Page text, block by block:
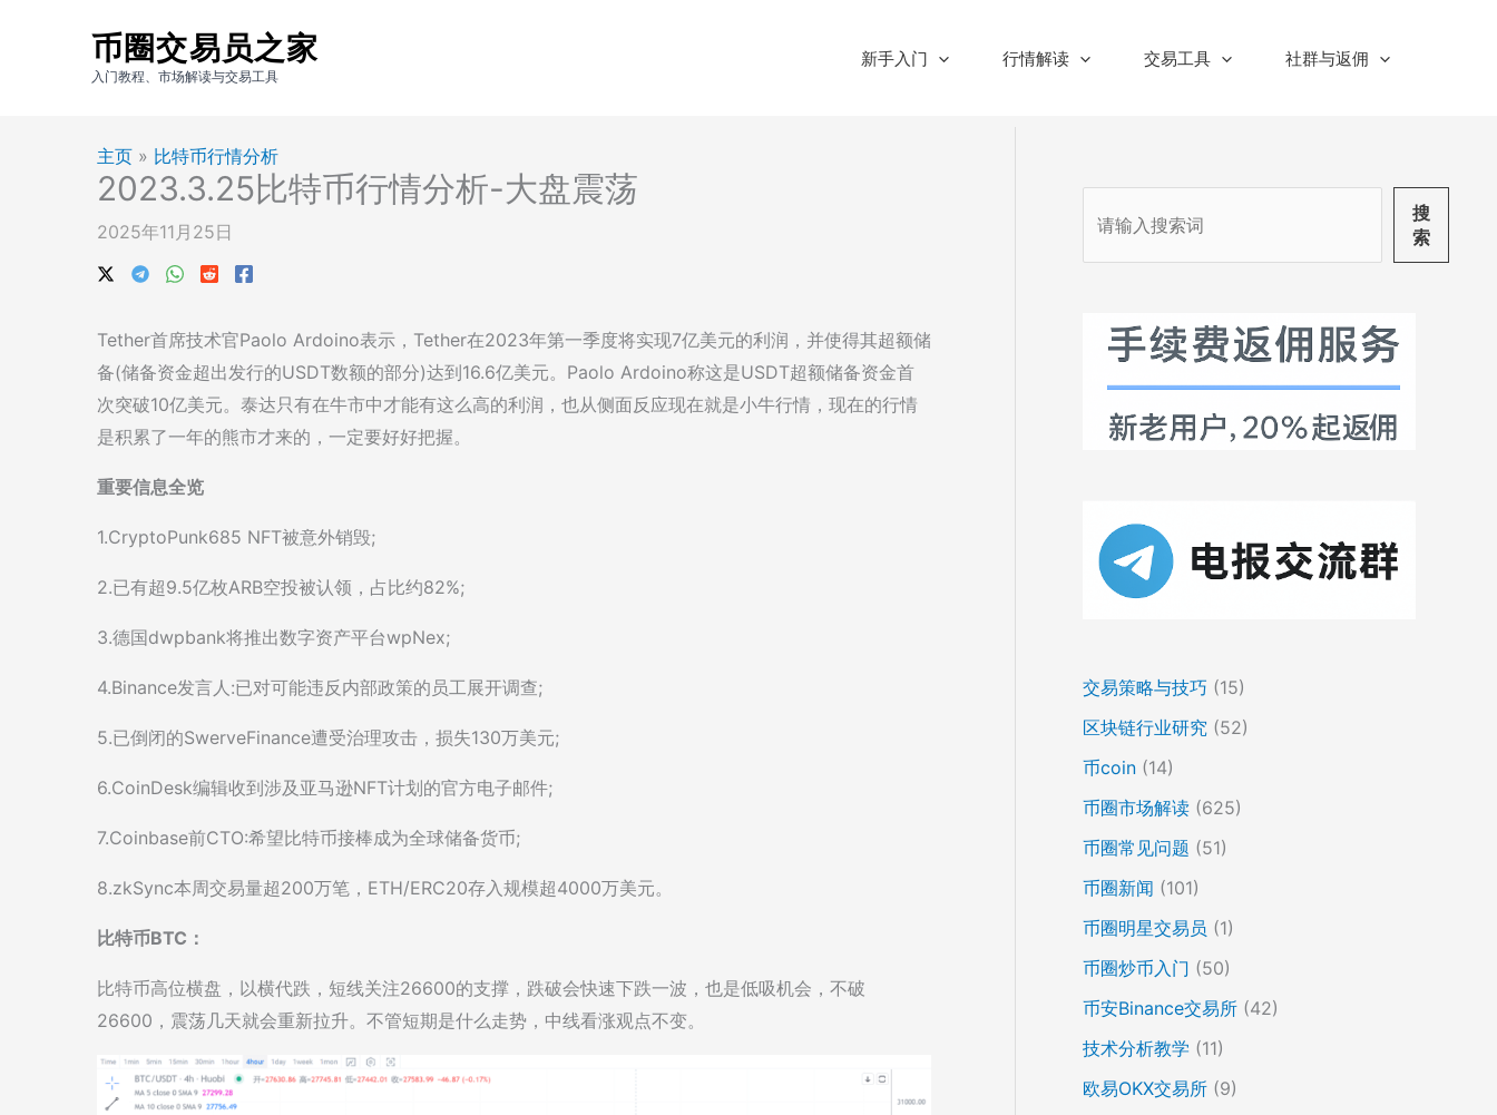
币圈交易员之家
入门教程、市场解读与交易工具
新手入门 行情解读 交易工具 社群与返佣
主页 » 比特币行情分析
2023.3.25比特币行情分析-大盘震荡
2025年11月25日
Tether首席技术官Paolo Ardoino表示，Tether在2023年第一季度将实现7亿美元的利润，并使得其超额储
备(储备资金超出发行的USDT数额的部分)达到16.6亿美元。Paolo Ardoino称这是USDT超额储备资金首
次突破10亿美元。泰达只有在牛市中才能有这么高的利润，也从侧面反应现在就是小牛行情，现在的行情
是积累了一年的熊市才来的，一定要好好把握。
重要信息全览
1.CryptoPunk685 NFT被意外销毁;
2.已有超9.5亿枚ARB空投被认领，占比约82%;
3.德国dwpbank将推出数字资产平台wpNex;
4.Binance发言人:已对可能违反内部政策的员工展开调查;
5.已倒闭的SwerveFinance遭受治理攻击，损失130万美元;
6.CoinDesk编辑收到涉及亚马逊NFT计划的官方电子邮件;
7.Coinbase前CTO:希望比特币接棒成为全球储备货币;
8.zkSync本周交易量超200万笔，ETH/ERC20存入规模超4000万美元。
比特币BTC：
比特币高位横盘，以横代跌，短线关注26600的支撑，跌破会快速下跌一波，也是低吸机会，不破
26600，震荡几天就会重新拉升。不管短期是什么走势，中线看涨观点不变。
搜
索
交易策略与技巧 (15)
区块链行业研究 (52)
币coin (14)
币圈市场解读 (625)
币圈常见问题 (51)
币圈新闻 (101)
币圈明星交易员 (1)
币圈炒币入门 (50)
币安Binance交易所 (42)
技术分析教学 (11)
欧易OKX交易所 (9)